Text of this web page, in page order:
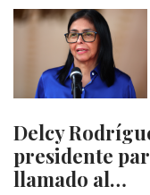
Delcy
presidente
llamado al…